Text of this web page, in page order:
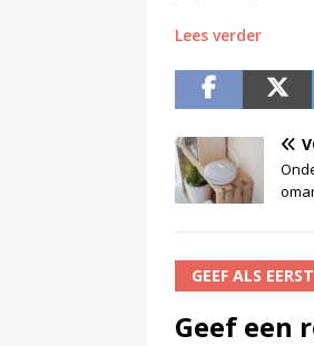
Lees verder
GEEF ALS
Geef een